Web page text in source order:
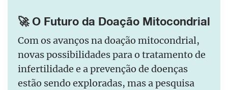
🚀 O Futuro da Doação Mitocondrial
Com os avanços na doação mitocondrial,
novas possibilidades para o tratamento de
infertilidade e a prevenção de doenças
estão sendo exploradas, mas a pesquisa